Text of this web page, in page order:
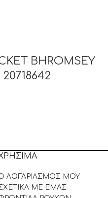
BHROMSEY
ΛΟΓΑΡΙΑΣΜΟΣ ΜΟΥ
ΜΕ ΕΜΑΣ